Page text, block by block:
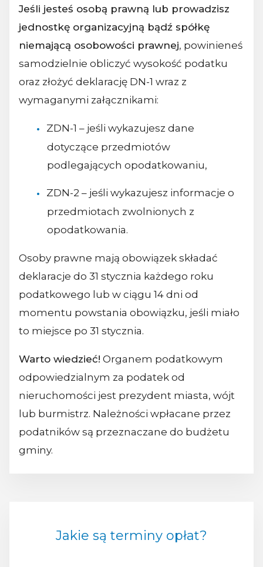
Jeśli jesteś osobą prawną lub prowadzisz
jednostkę organizacyjną bądź spółkę
niemającą osobowości prawnej, powinieneś
samodzielnie obliczyć wysokość podatku
oraz złożyć deklarację DN-1 wraz z
wymaganymi załącznikami:
ZDN-1 – jeśli wykazujesz dane
dotyczące przedmiotów
podlegających opodatkowaniu,
ZDN-2 – jeśli wykazujesz informacje o
przedmiotach zwolnionych z
opodatkowania.
Osoby prawne mają obowiązek składać
deklaracje do 31 stycznia każdego roku
podatkowego lub w ciągu 14 dni od
momentu powstania obowiązku, jeśli miało
to miejsce po 31 stycznia.
Warto wiedzieć! Organem podatkowym
odpowiedzialnym za podatek od
nieruchomości jest prezydent miasta, wójt
lub burmistrz. Należności wpłacane przez
podatników są przeznaczane do budżetu
gminy.
Jakie są terminy opłat?